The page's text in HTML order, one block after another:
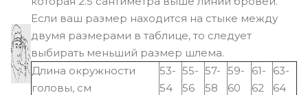
Если ваш размер находится на стыке между
двумя размерами в таблице, то следует
выбирать меньший размер шлема.
Длина окружности
головы, см
53-
54
55-
56
57-
58
59-
60
61-
62
63-
64